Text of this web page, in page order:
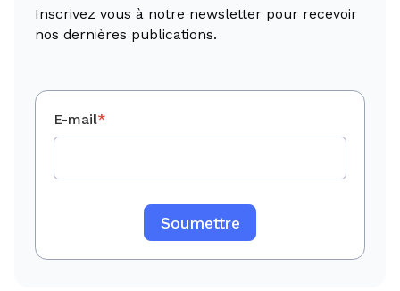
Inscrivez vous à notre newsletter pour recevoir
nos dernières publications.
E-mail*